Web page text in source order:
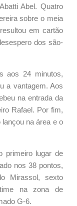
Abel. Quatro
sobre o meia
em cartão
dos são-
aos 24 minutos,
a vantagem. Aos
na entrada da
Rafael. Por fim,
na área e o
primeiro lugar de
nos 38 pontos,
Mirassol, sexto
na zona de
G-6.